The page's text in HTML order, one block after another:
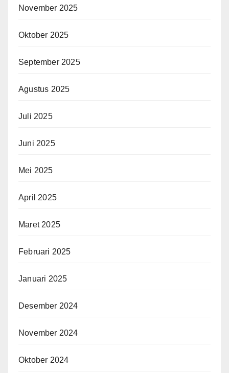
November 2025
Oktober 2025
September 2025
Agustus 2025
Juli 2025
Juni 2025
Mei 2025
April 2025
Maret 2025
Februari 2025
Januari 2025
Desember 2024
November 2024
Oktober 2024